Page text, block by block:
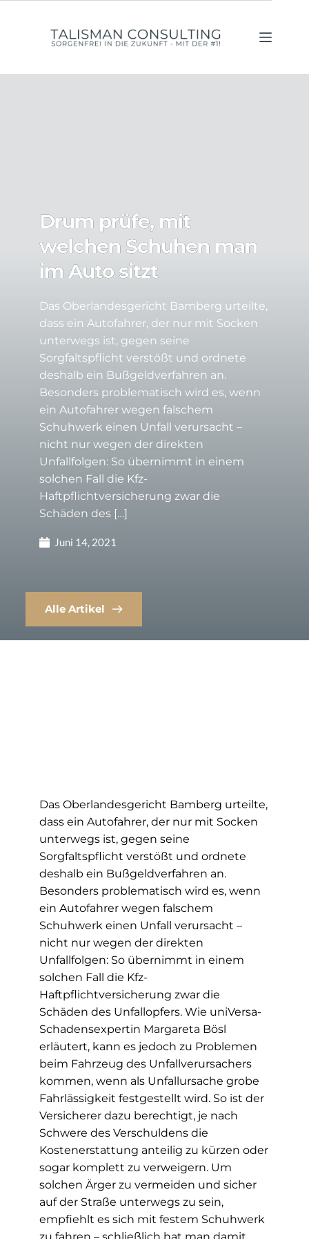
Drum prüfe, mit
welchen Schuhen man
im Auto sitzt
Das Oberlandesgericht Bamberg urteilte,
dass ein Autofahrer, der nur mit Socken
unterwegs ist, gegen seine
Sorgfaltspflicht verstößt und ordnete
deshalb ein Bußgeldverfahren an.
Besonders problematisch wird es, wenn
ein Autofahrer wegen falschem
Schuhwerk einen Unfall verursacht –
nicht nur wegen der direkten
Unfallfolgen: So übernimmt in einem
solchen Fall die Kfz-
Haftpflichtversicherung zwar die
Schäden des […]
Juni 14, 2021
Alle Artikel
Das Oberlandesgericht Bamberg urteilte,
dass ein Autofahrer, der nur mit Socken
unterwegs ist, gegen seine
Sorgfaltspflicht verstößt und ordnete
deshalb ein Bußgeldverfahren an.
Besonders problematisch wird es, wenn
ein Autofahrer wegen falschem
Schuhwerk einen Unfall verursacht –
nicht nur wegen der direkten
Unfallfolgen: So übernimmt in einem
solchen Fall die Kfz-
Haftpflichtversicherung zwar die
Schäden des Unfallopfers. Wie uniVersa-
Schadensexpertin Margareta Bösl
erläutert, kann es jedoch zu Problemen
beim Fahrzeug des Unfallverursachers
kommen, wenn als Unfallursache grobe
Fahrlässigkeit festgestellt wird. So ist der
Versicherer dazu berechtigt, je nach
Schwere des Verschuldens die
Kostenerstattung anteilig zu kürzen oder
sogar komplett zu verweigern. Um
solchen Ärger zu vermeiden und sicher
auf der Straße unterwegs zu sein,
empfiehlt es sich mit festem Schuhwerk